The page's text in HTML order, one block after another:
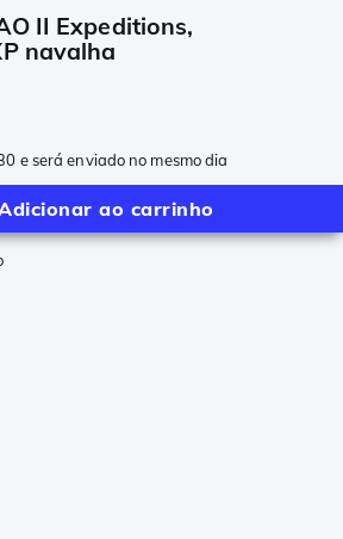
II Expeditions,
navalha
e será enviado no mesmo dia
ao carrinho